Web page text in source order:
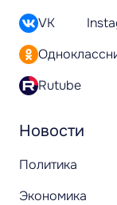
Новости
Политика
Экономика
VK
Rutube